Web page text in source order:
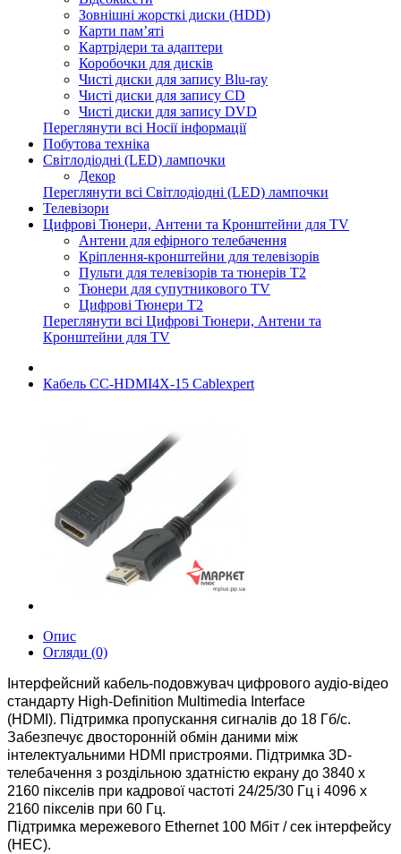
Зовнішні жорсткі диски (HDD)
Карти пам’яті
Картрідери та адаптери
Коробочки для дисків
Чисті диски для запису Blu-ray
Чисті диски для запису CD
Чисті диски для запису DVD
Переглянути всі Носії інформації
Побутова техніка
Світлодіодні (LED) лампочки
Декор
Переглянути всі Світлодіодні (LED) лампочки
Телевізори
Цифрові Тюнери, Антени та Кронштейни для TV
Антени для ефірного телебачення
Кріплення-кронштейни для телевізорів
Пульти для телевізорів та тюнерів T2
Тюнери для супутникового TV
Цифрові Тюнери T2
Переглянути всі Цифрові Тюнери, Антени та
Кронштейни для TV
Кабель CC-HDMI4X-15 Cablexpert
Опис
Огляди (0)
Інтерфейсний кабель-подовжувач цифрового аудіо-відео
стандарту High-Definition Multimedia Interface
(HDMI). Підтримка пропускання сигналів до 18 Гб/с.
Забезпечує двосторонній обмін даними між
інтелектуальними HDMI пристроями. Підтримка 3D-
телебачення з роздільною здатністю екрану до 3840 x
2160 пікселів при кадрової частоті 24/25/30 Гц і 4096 x
2160 пікселів при 60 Гц.
Підтримка мережевого Ethernet 100 Мбіт / сек інтерфейсу
(HEC).